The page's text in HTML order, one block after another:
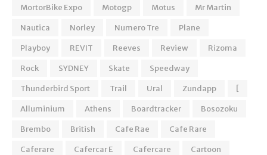
MortorBike Expo
Motogp Motus
Mr Martin
Nautica
Norley Numero Tre
Plane
Playboy
REVIT Reeves Review
Rizoma
Rock
SYDNEY Skate
Speedway
Thunderbird Sport
Trail Ural Zundapp
[
Alluminium
Athens Boardtracker
Bosozoku
Brembo
British Cafe Rae
Cafe Rare
Caferare
Cafercar E Cafercare Cartoon